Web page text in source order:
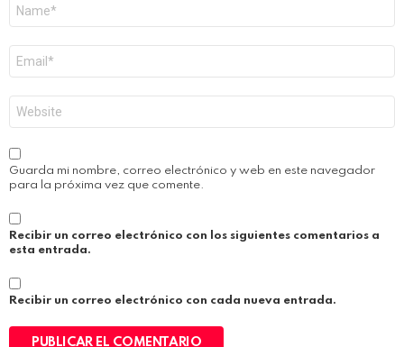
electrónico
*
Guarda mi nombre, correo electrónico y web en este navegador
para la próxima vez que comente.
Recibir un correo electrónico con los siguientes comentarios a
esta entrada.
Recibir un correo electrónico con cada nueva entrada.